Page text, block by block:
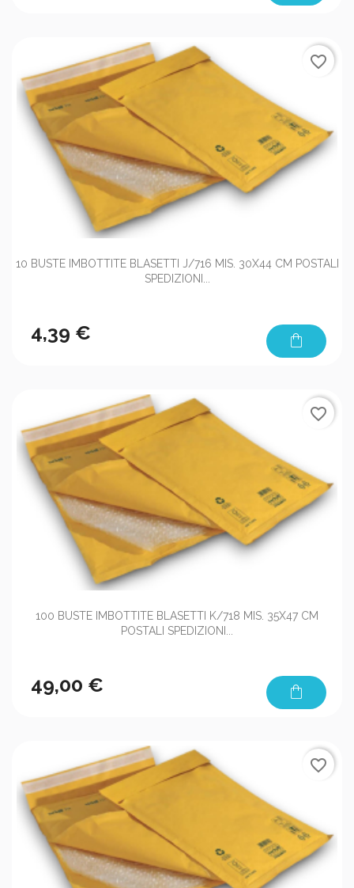
10 BUSTE IMBOTTITE BLASETTI J/716 MIS. 30X44 CM POSTALI
SPEDIZIONI...
4,39 € shopping_bag
favorite_border
100 BUSTE IMBOTTITE BLASETTI K/718 MIS. 35X47 CM
POSTALI SPEDIZIONI...
49,00 € shopping_bag
favorite_border
favorite_border